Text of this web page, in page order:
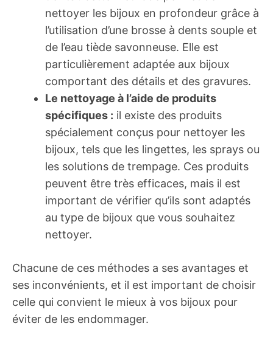
nettoyer les bijoux en profondeur grâce à
l’utilisation d’une brosse à dents souple et
de l’eau tiède savonneuse. Elle est
particulièrement adaptée aux bijoux
comportant des détails et des gravures.
Le nettoyage à l’aide de produits
spécifiques : il existe des produits
spécialement conçus pour nettoyer les
bijoux, tels que les lingettes, les sprays ou
les solutions de trempage. Ces produits
peuvent être très efficaces, mais il est
important de vérifier qu’ils sont adaptés
au type de bijoux que vous souhaitez
nettoyer.
Chacune de ces méthodes a ses avantages et
ses inconvénients, et il est important de choisir
celle qui convient le mieux à vos bijoux pour
éviter de les endommager.